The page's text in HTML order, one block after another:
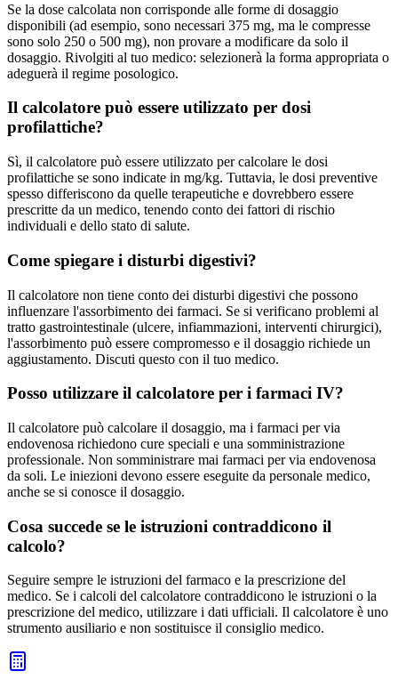
Se la dose calcolata non corrisponde alle forme di dosaggio
disponibili (ad esempio, sono necessari 375 mg, ma le compresse
sono solo 250 o 500 mg), non provare a modificare da solo il
dosaggio. Rivolgiti al tuo medico: selezionerà la forma appropriata o
adeguerà il regime posologico.
Il calcolatore può essere utilizzato per dosi
profilattiche?
Sì, il calcolatore può essere utilizzato per calcolare le dosi
profilattiche se sono indicate in mg/kg. Tuttavia, le dosi preventive
spesso differiscono da quelle terapeutiche e dovrebbero essere
prescritte da un medico, tenendo conto dei fattori di rischio
individuali e dello stato di salute.
Come spiegare i disturbi digestivi?
Il calcolatore non tiene conto dei disturbi digestivi che possono
influenzare l'assorbimento dei farmaci. Se si verificano problemi al
tratto gastrointestinale (ulcere, infiammazioni, interventi chirurgici),
l'assorbimento può essere compromesso e il dosaggio richiede un
aggiustamento. Discuti questo con il tuo medico.
Posso utilizzare il calcolatore per i farmaci IV?
Il calcolatore può calcolare il dosaggio, ma i farmaci per via
endovenosa richiedono cure speciali e una somministrazione
professionale. Non somministrare mai farmaci per via endovenosa
da soli. Le iniezioni devono essere eseguite da personale medico,
anche se si conosce il dosaggio.
Cosa succede se le istruzioni contraddicono il
calcolo?
Seguire sempre le istruzioni del farmaco e la prescrizione del
medico. Se i calcoli del calcolatore contraddicono le istruzioni o la
prescrizione del medico, utilizzare i dati ufficiali. Il calcolatore è uno
strumento ausiliario e non sostituisce il consiglio medico.